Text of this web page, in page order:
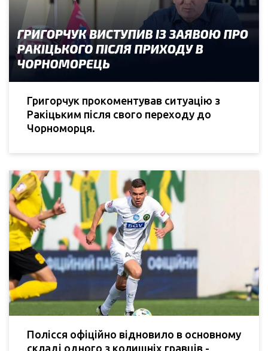
Григорчук прокоментував ситуацію з
Ракіцьким після свого переходу до
Чорноморця.
Полісся офіційно відновило в основному
складі одного з колишніх гравців -